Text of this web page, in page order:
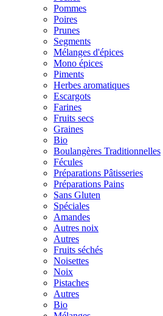
Pommes
Poires
Prunes
Segments
Mélanges d'épices
Mono épices
Piments
Herbes aromatiques
Escargots
Farines
Fruits secs
Graines
Bio
Boulangères Traditionnelles
Fécules
Préparations Pâtisseries
Préparations Pains
Sans Gluten
Spéciales
Amandes
Autres noix
Autres
Fruits séchés
Noisettes
Noix
Pistaches
Autres
Bio